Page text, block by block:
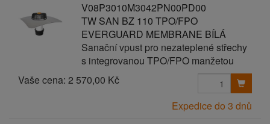
V08P3010M3042PN00PD00
TW SAN BZ 110 TPO/FPO
EVERGUARD MEMBRANE BÍLÁ
Sanační vpust pro nezateplené střechy
s integrovanou TPO/FPO manžetou
Vaše cena: 2 570,00 Kč
Expedice do 3 dnů